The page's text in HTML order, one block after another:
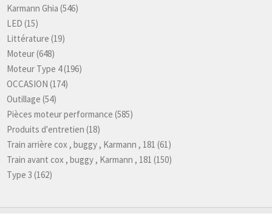
Karmann Ghia (546)
LED (15)
Littérature (19)
Moteur(648)
Moteur Type 4(196)
OCCASION (174)
Outillage (54)
Pièces moteur performance (585)
Produits d'entretien (18)
Train arrière cox , buggy , Karmann , 181 (61)
Train avant cox , buggy , Karmann , 181 (150)
Type 3 (162)